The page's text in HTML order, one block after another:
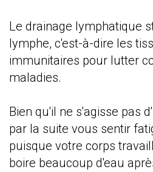
Le drainage lymphatique
lymphe, c'est-à-dire les
immunitaires pour lutter
maladies.
Bien qu'il ne s'agisse pas
par la suite vous sentir
puisque votre corps
boire beaucoup d'eau